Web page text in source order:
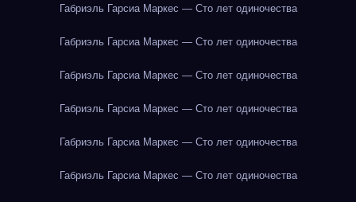
Габриэль Гарсиа Маркес — Сто лет одиночества
Габриэль Гарсиа Маркес — Сто лет одиночества
Габриэль Гарсиа Маркес — Сто лет одиночества
Габриэль Гарсиа Маркес — Сто лет одиночества
Габриэль Гарсиа Маркес — Сто лет одиночества
Габриэль Гарсиа Маркес — Сто лет одиночества